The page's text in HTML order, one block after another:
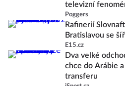
televizní
Poggers
Rafinerií
Bratislavou se
E15.cz
Dva velké
chce do Arábie
transferu